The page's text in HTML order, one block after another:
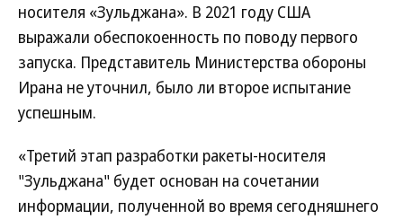
носителя «Зульджана». В 2021 году США
выражали обеспокоенность по поводу первого
запуска. Представитель Министерства обороны
Ирана не уточнил, было ли второе испытание
успешным.
«Третий этап разработки ракеты-носителя
"Зульджана" будет основан на сочетании
информации, полученной во время сегодняшнего